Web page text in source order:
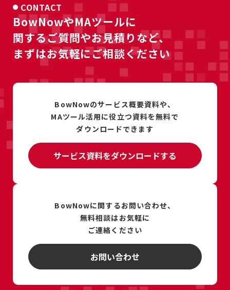
CONTACT
BowNowやMAツールに
関するご質問やお見積りなど、
まずはお気軽にご相談ください
BowNowのサービス概要資料や、
MAツール活用に役立つ資料を無料で
ダウンロードできます
サービス資料をダウンロードする
BowNowに関するお問い合わせ、
無料相談はお気軽に
ご連絡ください
お問い合わせ